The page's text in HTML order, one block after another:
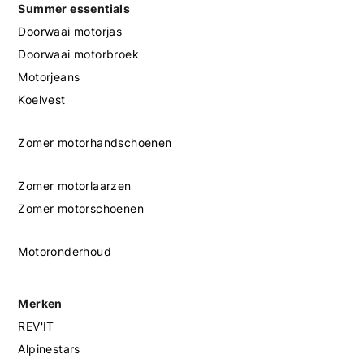
Summer essentials
Doorwaai motorjas
Doorwaai motorbroek
Motorjeans
Koelvest
Zomer motorhandschoenen
Zomer motorlaarzen
Zomer motorschoenen
Motoronderhoud
Merken
REV'IT
Alpinestars